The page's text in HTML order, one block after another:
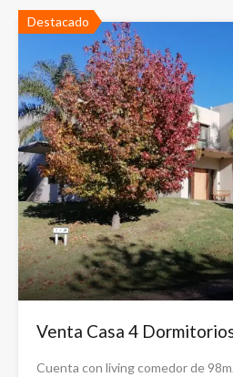
Destacado
Venta Casa 4
Cuenta con living comedor de